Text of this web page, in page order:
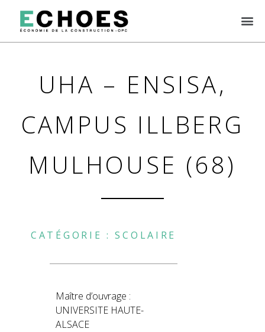
UHA – ENSISA,
CAMPUS ILLBERG
MULHOUSE (68)
CATÉGORIE : SCOLAIRE
Maître d’ouvrage :
UNIVERSITE HAUTE-
ALSACE